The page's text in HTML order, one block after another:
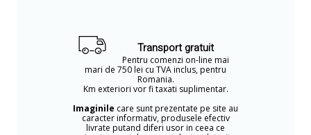
Transport gratuit
Pentru comenzi on-line mai
mari de 750 lei cu TVA inclus, pentru
Romania.
Km exteriori vor fi taxati suplimentar.
Imaginile care sunt prezentate pe site au
caracter informativ, produsele efectiv
livrate putand diferi usor in ceea ce